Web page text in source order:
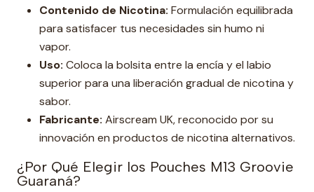
Contenido de Nicotina: Formulación equilibrada
para satisfacer tus necesidades sin humo ni
vapor.
Uso: Coloca la bolsita entre la encía y el labio
superior para una liberación gradual de nicotina y
sabor.
Fabricante: Airscream UK, reconocido por su
innovación en productos de nicotina alternativos.
¿Por Qué Elegir los Pouches M13 Groovie
Guaraná?